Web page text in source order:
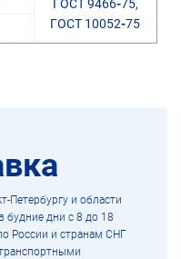
ГОСТ 9466-75,
ГОСТ 10052-75
Петербургу и области
будние дни с 8 до 18
России и странам СНГ